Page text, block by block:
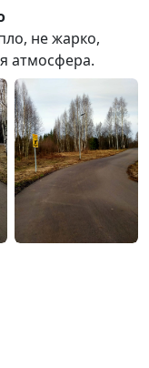
не жарко,
атмосфера.